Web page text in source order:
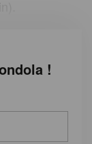
!